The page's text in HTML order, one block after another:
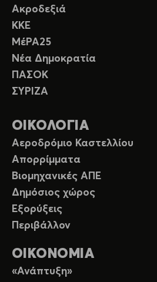
Ακροδεξιά
ΚΚΕ
ΜέΡΑ25
Νέα Δημοκρατία
ΠΑΣΟΚ
ΣΥΡΙΖΑ
ΟΙΚΟΛΟΓΙΑ
Αεροδρόμιο Καστελλίου
Απορρίμματα
Βιομηχανικές ΑΠΕ
Δημόσιος χώρος
Εξορύξεις
Περιβάλλον
ΟΙΚΟΝΟΜΙΑ
«Ανάπτυξη»